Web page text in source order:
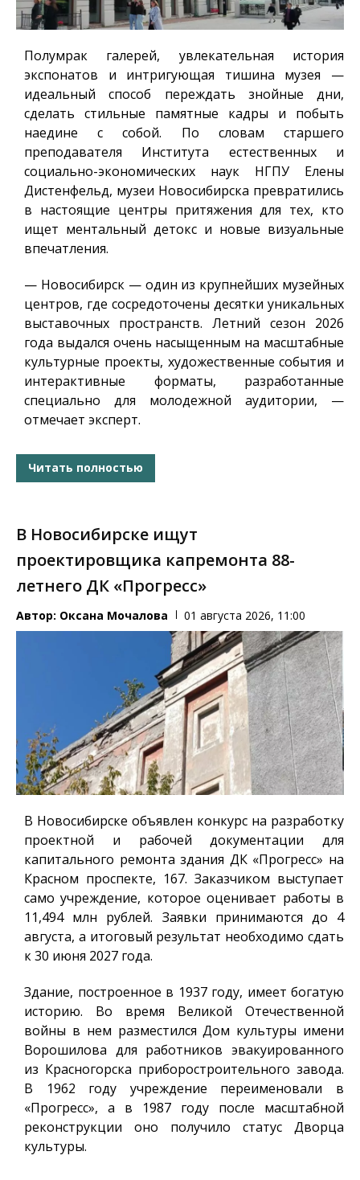
Полумрак галерей, увлекательная история
экспонатов и интригующая тишина музея —
идеальный способ переждать знойные дни,
сделать стильные памятные кадры и побыть
наедине с собой. По словам старшего
преподавателя Института естественных и
социально-экономических наук НГПУ Елены
Дистенфельд, музеи Новосибирска превратились
в настоящие центры притяжения для тех, кто
ищет ментальный детокс и новые визуальные
впечатления.
— Новосибирск — один из крупнейших музейных
центров, где сосредоточены десятки уникальных
выставочных пространств. Летний сезон 2026
года выдался очень насыщенным на масштабные
культурные проекты, художественные события и
интерактивные форматы, разработанные
специально для молодежной аудитории, —
отмечает эксперт.
Читать полностью
В Новосибирске ищут
проектировщика капремонта 88-
летнего ДК «Прогресс»
Автор: Оксана Мочалова 01 августа 2026, 11:00
В Новосибирске объявлен конкурс на разработку
проектной и рабочей документации для
капитального ремонта здания ДК «Прогресс» на
Красном проспекте, 167. Заказчиком выступает
само учреждение, которое оценивает работы в
11,494 млн рублей. Заявки принимаются до 4
августа, а итоговый результат необходимо сдать
к 30 июня 2027 года.
Здание, построенное в 1937 году, имеет богатую
историю. Во время Великой Отечественной
войны в нем разместился Дом культуры имени
Ворошилова для работников эвакуированного
из Красногорска приборостроительного завода.
В 1962 году учреждение переименовали в
«Прогресс», а в 1987 году после масштабной
реконструкции оно получило статус Дворца
культуры.